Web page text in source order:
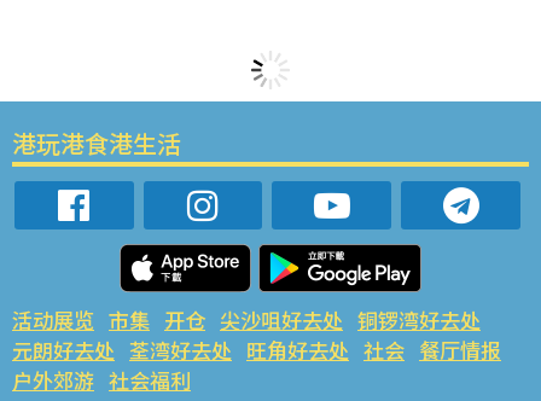
港玩港食港生活
活动展览 市集 开仓 尖沙咀好去处 铜锣湾好去处
元朗好去处 荃湾好去处 旺角好去处 社会 餐厅情报
户外郊游 社会福利